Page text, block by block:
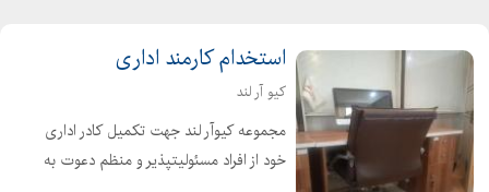
استخدام کارمند اداری
کیو آر لند
مجموعه کیوآر لند جهت تکمیل کادر اداری
خود از افراد مسئولیتپذیر و منظم دعوت به